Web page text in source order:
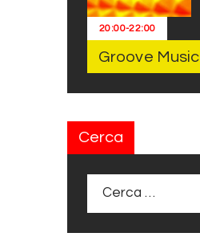
20:00-22:00
Groove Music
Cerca